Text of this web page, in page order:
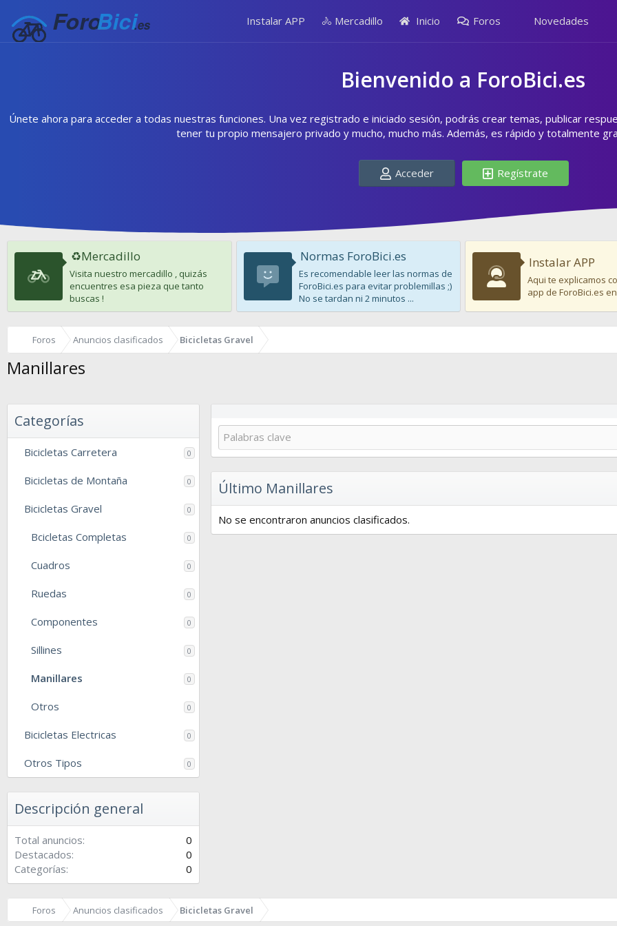
Instalar APP 🚴 Mercadillo Inicio Foros Novedades
Bienvenido a ForoBici.es
Únete ahora para acceder a todas nuestras funciones. Una vez registrado e iniciado sesión, podrás crear temas, publicar
tener tu propio mensajero privado y mucho, mucho más. Además, es rápido y totalmente
Acceder Regístrate
♻️Mercadillo
Visita nuestro mercadillo , quizás
encuentres esa pieza que tanto
buscas !
Normas ForoBici.es
Es recomendable leer las normas de
ForoBici.es para evitar problemillas ;)
No se tardan ni 2 minutos ...
Instalar APP
Aqui te explicamos
app de ForoBici.es
Foros Anuncios clasificados Bicicletas Gravel
Manillares
Categorías
Bicicletas Carretera 0
Bicicletas de Montaña 0
Bicicletas Gravel 0
Bcicletas Completas 0
Cuadros 0
Ruedas 0
Componentes 0
Sillines 0
Manillares 0
Otros 0
Bicicletas Electricas 0
Otros Tipos 0
Descripción general
Total anuncios
0
Destacados
0
Categorías
0
Último Manillares
No se encontraron anuncios clasificados.
Foros Anuncios clasificados Bicicletas Gravel